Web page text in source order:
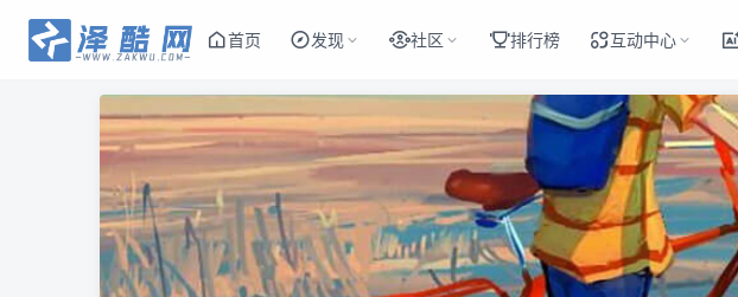
首页 发现 社区 排行榜 互动中心